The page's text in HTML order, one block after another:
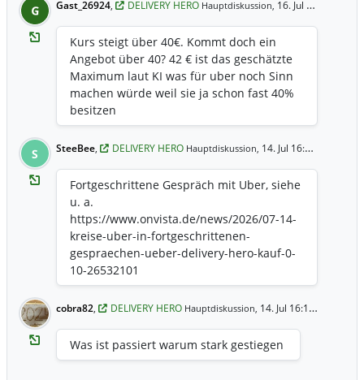
G Gast_26924, DELIVERY HERO Hauptdiskussion, 16. Jul 8:01 Uhr
Kurs steigt über 40€. Kommt doch ein
Angebot über 40? 42 € ist das geschätzte
Maximum laut KI was für uber noch Sinn
machen würde weil sie ja schon fast 40%
besitzen
S SteeBee, DELIVERY HERO Hauptdiskussion, 14. Jul 16:47 Uhr
Fortgeschrittene Gespräch mit Uber, siehe
u. a.
https://www.onvista.de/news/2026/07-14-
kreise-uber-in-fortgeschrittenen-
gespraechen-ueber-delivery-hero-kauf-0-
10-26532101
cobra82, DELIVERY HERO Hauptdiskussion, 14. Jul 16:17 Uhr
Was ist passiert warum stark gestiegen